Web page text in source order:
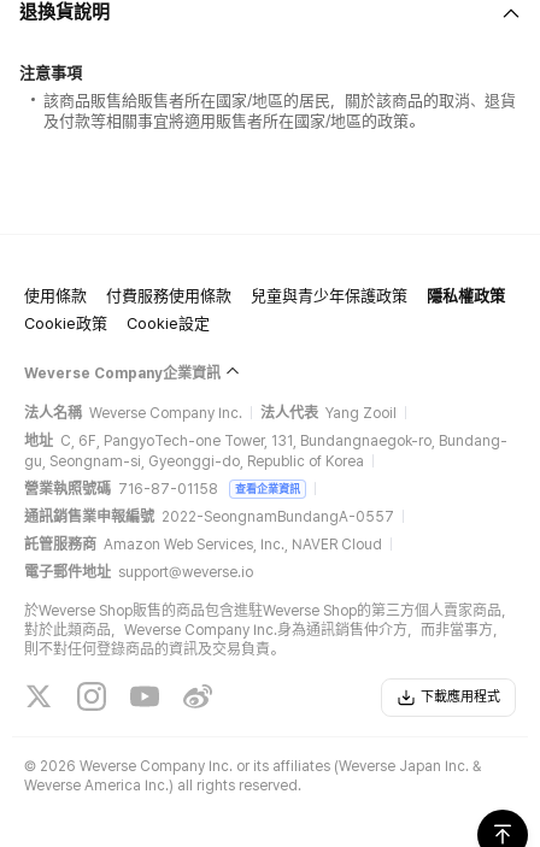
退換貨說明
注意事項
該商品販售給販售者所在國家/地區的居民，關於該商品的取消、退貨
及付款等相關事宜將適用販售者所在國家/地區的政策。
使用條款 付費服務使用條款 兒童與青少年保護政策
隱私權政策
Cookie政策
Cookie設定
Weverse Company企業資訊
法人名稱 Weverse Company Inc. 法人代表 Yang Zooil
地址 C, 6F, PangyoTech-one Tower, 131, Bundangnaegok-ro, Bundang-
gu, Seongnam-si, Gyeonggi-do, Republic of Korea
營業執照號碼 716-87-01158 查看企業資訊
通訊銷售業申報編號 2022-SeongnamBundangA-0557
託管服務商 Amazon Web Services, Inc., NAVER Cloud
電子郵件地址 support@weverse.io
於Weverse Shop販售的商品包含進駐Weverse Shop的第三方個人賣家商品，
對於此類商品，Weverse Company Inc.身為通訊銷售仲介方，而非當事方，
則不對任何登錄商品的資訊及交易負責。
下載應用程式
© 2026 Weverse Company Inc. or its affiliates (Weverse Japan Inc. &
Weverse America Inc.) all rights reserved.